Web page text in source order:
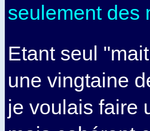
seulement des
Etant seul
une vingtaine
je voulais faire